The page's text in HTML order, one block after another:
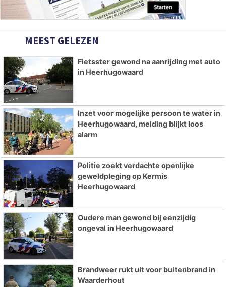
MEEST GELEZEN
Fietsster gewond na aanrijding met auto
in Heerhugowaard
Inzet voor mogelijke persoon te water in
Heerhugowaard, melding blijkt loos
alarm
Politie zoekt verdachte openlijke
geweldpleging op Kermis
Heerhugowaard
Oudere man gewond bij eenzijdig
ongeval in Heerhugowaard
Brandweer rukt uit voor buitenbrand in
Waarderhout